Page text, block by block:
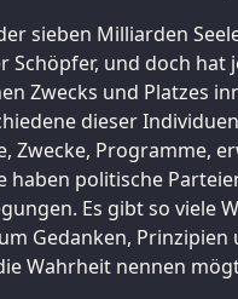
sieben Milliarden
Schöpfer, und doch
Zwecks und Platzes
dieser
Zwecke, Programme,
haben politische
Es gibt so viele
Gedanken, Prinzipien
Wahrheit nennen